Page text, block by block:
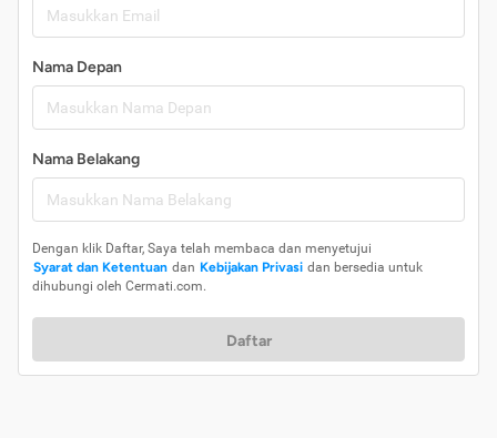
Nama Depan
Nama Belakang
Dengan klik Daftar, Saya telah membaca dan menyetujui
Syarat dan Ketentuan dan Kebijakan Privasi dan bersedia untuk
dihubungi oleh Cermati.com.
Daftar